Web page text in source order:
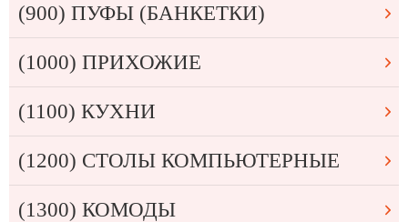
(900) ПУФЫ (БАНКЕТКИ)
(1000) ПРИХОЖИЕ
(1100) КУХНИ
(1200) СТОЛЫ КОМПЬЮТЕРНЫЕ
(1300) КОМОДЫ